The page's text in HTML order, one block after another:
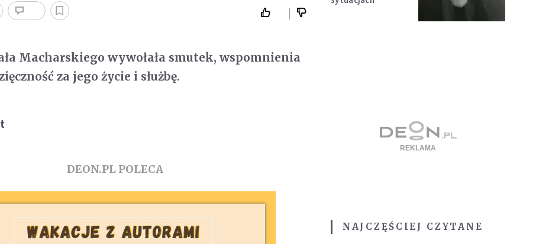
Macharskiego wywołała smutek, wspomnienia
za jego życie i służbę.
DEON.PL POLECA
NAJCZĘŚCIEJ CZYTANE